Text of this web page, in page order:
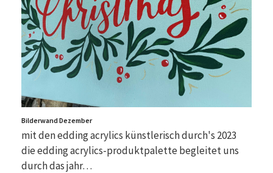
Bilderwand Dezember
mit den edding acrylics künstlerisch durch's 2023
die edding acrylics-produktpalette begleitet uns
durch das jahr…